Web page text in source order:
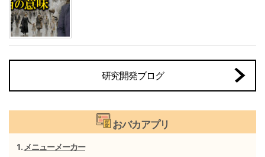
研究開発ブログ
おバカアプリ
メニューメーカー